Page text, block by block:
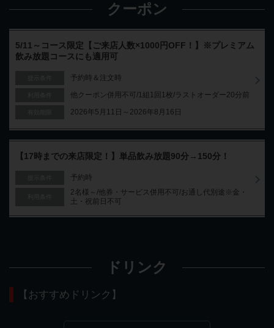
クーポン
5/11～コース限定【ご来店人数×1000円OFF！】※プレミアム
飲み放題コースにも適用可
予約時＆注文時
他クーポン併用不可/1組1回1枚/ラストオーダー20分前
2026年5月11日～2026年8月16日
【17時までの来店限定！】単品飲み放題90分→150分！
予約時
2名様～/他券・サービス併用不可/お通し代別途※金・
土・祝前日不可
ドリンク
【おすすめドリンク】